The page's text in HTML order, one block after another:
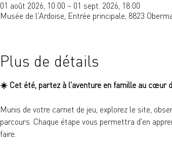
01 août 2026, 10:00 – 01 sept. 2026, 18:00
Musée de l'Ardoise, Entrée principale, 8823
Plus de détails
☀️ Cet été, partez à l'aventure en famille au cœur
Munis de votre carnet de jeu, explorez le site,
parcours. Chaque étape vous permettra d'en
faire.